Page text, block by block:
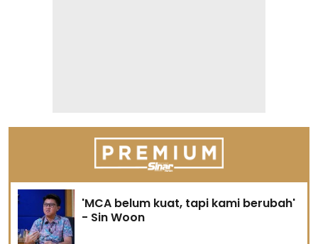
'MCA belum kuat, tapi kami berubah'
- Sin Woon